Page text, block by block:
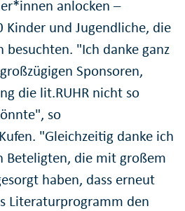
anlocken –
und Jugendliche, die
besuchten. "Ich danke ganz
Sponsoren,
die lit.RUHR nicht so
so
"Gleichzeitig danke ich
Beteligten, die mit großem
haben, dass erneut
Literaturprogramm den